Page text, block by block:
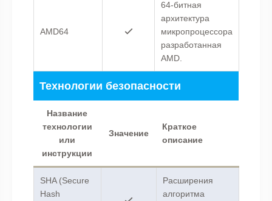
AMD64
64-битная
архитектура
микропроцессора
разработанная
AMD.
Технологии безопасности
Название
технологии
или
инструкции
Значение
Краткое
описание
SHA (Secure
Hash
Расширения
алгоритма